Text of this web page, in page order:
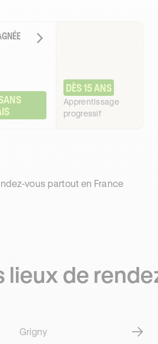
DÈS 15 ANS
Apprentissage
progressif
vous partout en France
lieux de
Grigny